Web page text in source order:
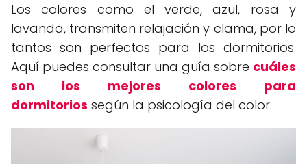
Los colores como el verde, azul, rosa y
lavanda, transmiten relajación y clama, por lo
tantos son perfectos para los dormitorios.
Aquí puedes consultar una guía sobre cuáles
son los mejores colores para
dormitorios según la psicología del color.